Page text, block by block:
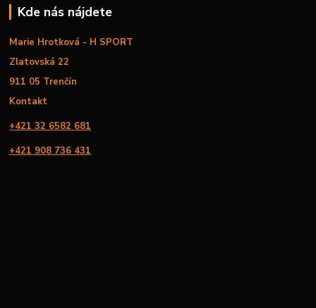
Kde nás nájdete
Marie Hrotková - H SPORT
Zlatovská 22
911 05 Trenčín
Kontakt
+421 32 6582 681
+421 908 736 431